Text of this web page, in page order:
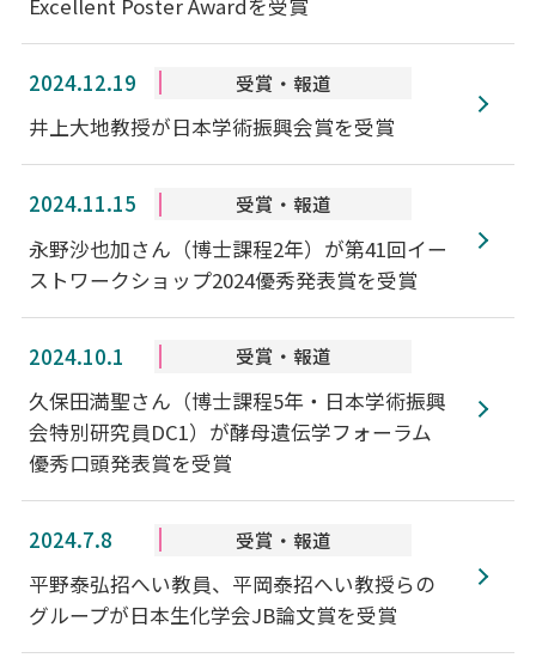
Excellent Poster Awardを受賞
2024.12.19 受賞・報道
井上大地教授が日本学術振興会賞を受賞
2024.11.15 受賞・報道
永野沙也加さん（博士課程2年）が第41回イー
ストワークショップ2024優秀発表賞を受賞
2024.10.1 受賞・報道
久保田満聖さん（博士課程5年・日本学術振興
会特別研究員DC1）が酵母遺伝学フォーラム
優秀口頭発表賞を受賞
2024.7.8 受賞・報道
平野泰弘招へい教員、平岡泰招へい教授らの
グループが日本生化学会JB論文賞を受賞